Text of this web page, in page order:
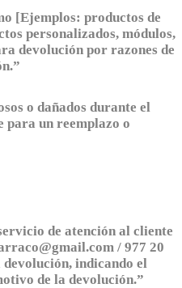
[Ejemplos: productos de
personalizados, módulos,
devolución por razones de
o dañados durante el
para un reemplazo o
de atención al cliente
/ 977 20
indicando el
de la devolución.”